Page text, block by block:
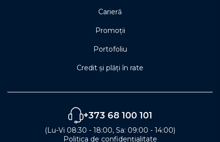
Carieră
Promoții
Portofoliu
Credit și plăți în rate
+373 68 100 101
(Lu-Vi 08:30 - 18:00, Sa: 09:00 - 14:00)
Politica de confidențialitate